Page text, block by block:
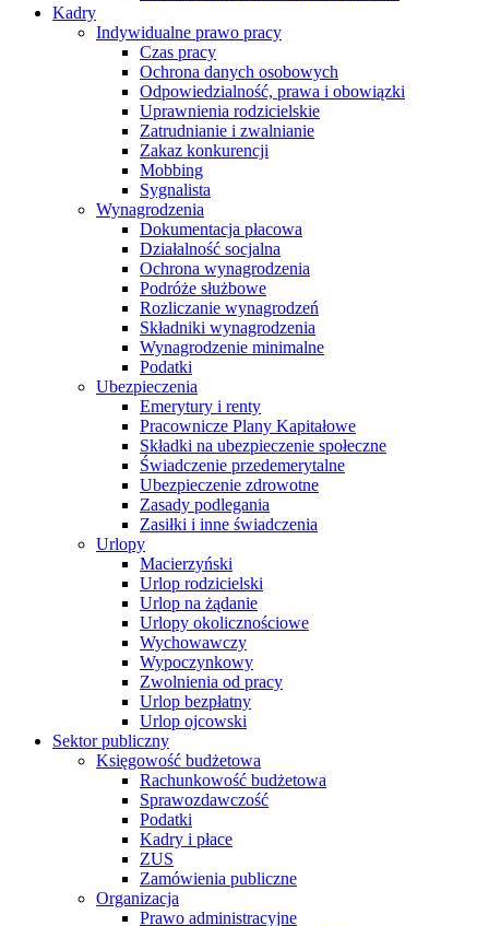
Kadry
Indywidualne prawo pracy
Czas pracy
Ochrona danych osobowych
Odpowiedzialność, prawa i obowiązki
Uprawnienia rodzicielskie
Zatrudnianie i zwalnianie
Zakaz konkurencji
Mobbing
Sygnalista
Wynagrodzenia
Dokumentacja płacowa
Działalność socjalna
Ochrona wynagrodzenia
Podróże służbowe
Rozliczanie wynagrodzeń
Składniki wynagrodzenia
Wynagrodzenie minimalne
Podatki
Ubezpieczenia
Emerytury i renty
Pracownicze Plany Kapitałowe
Składki na ubezpieczenie społeczne
Świadczenie przedemerytalne
Ubezpieczenie zdrowotne
Zasady podlegania
Zasiłki i inne świadczenia
Urlopy
Macierzyński
Urlop rodzicielski
Urlop na żądanie
Urlopy okolicznościowe
Wychowawczy
Wypoczynkowy
Zwolnienia od pracy
Urlop bezpłatny
Urlop ojcowski
Sektor publiczny
Księgowość budżetowa
Rachunkowość budżetowa
Sprawozdawczość
Podatki
Kadry i płace
ZUS
Zamówienia publiczne
Organizacja
Prawo administracyjne